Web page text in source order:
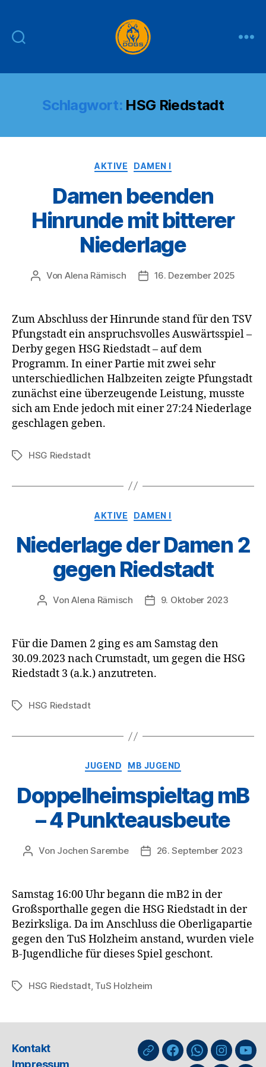
DOGS
Schlagwort: HSG Riedstadt
Kategorien
AKTIVE DAMEN I
Damen beenden
Hinrunde mit bitterer
Niederlage
Beitragsautor
Von Alena Rämisch Veröffentlichungsdatum
16. Dezember 2025
Zum Abschluss der Hinrunde stand für den TSV
Pfungstadt ein anspruchsvolles Auswärtsspiel –
Derby gegen HSG Riedstadt – auf dem
Programm. In einer Partie mit zwei sehr
unterschiedlichen Halbzeiten zeigte Pfungstadt
zunächst eine überzeugende Leistung, musste
sich am Ende jedoch mit einer 27:24 Niederlage
geschlagen geben.
Schlagwörter
HSG Riedstadt
Kategorien
AKTIVE DAMEN I
Niederlage der Damen 2
gegen Riedstadt
Beitragsautor
VonAlena Rämisch Veröffentlichungsdatum
9. Oktober 2023
Für die Damen 2 ging es am Samstag den
30.09.2023 nach Crumstadt, um gegen die HSG
Riedstadt 3 (a.k.) anzutreten.
Schlagwörter
HSG Riedstadt
Kategorien
JUGEND MB JUGEND
Doppelheimspieltag mB
– 4 Punkteausbeute
Beitragsautor
Von Jochen Sarembe Veröffentlichungsdatum
26. September 2023
Samstag 16:00 Uhr begann die mB2 in der
Großsporthalle gegen die HSG Riedstadt in der
Bezirksliga. Da im Anschluss die Oberligapartie
gegen den TuS Holzheim anstand, wurden viele
B-Jugendliche für dieses Spiel geschont.
Schlagwörter
HSG Riedstadt, TuS Holzheim
Kontakt
Impressum
nuLigaFacebookWhatsApp-